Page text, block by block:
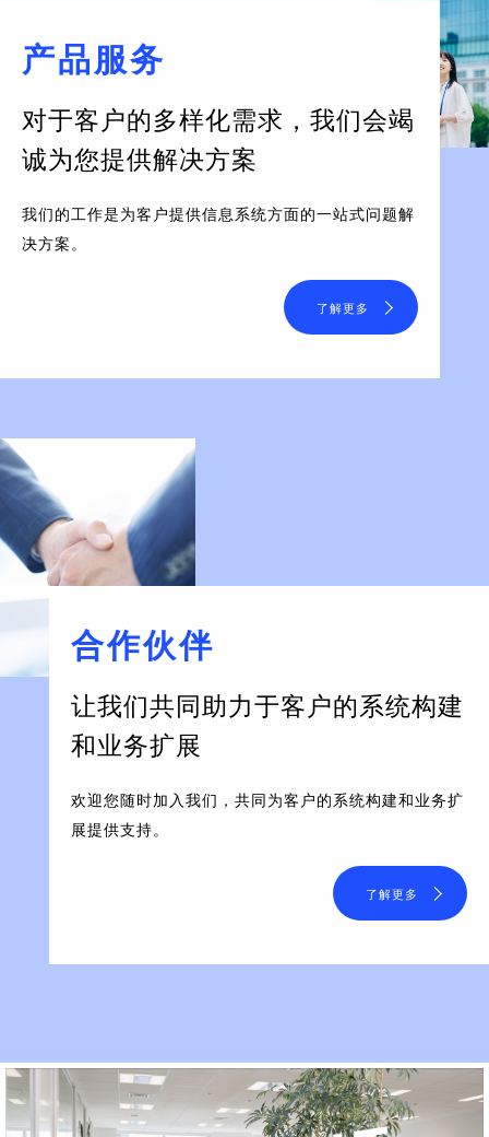
产品服务
对于客户的多样化需求， 我们会竭
诚为您提供解决方案
我们的工作是为客户提供信息系统方面的一站式问题解
决方案。
了解更多
合作伙伴
让我们共同助力于客户的系统构建
和业务扩展
欢迎您随时加入我们，共同为客户的系统构建和业务扩
展提供支持。
了解更多